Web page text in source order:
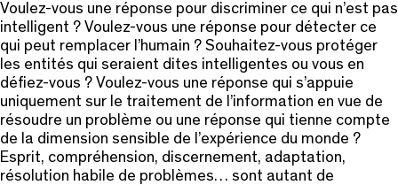
Voulez-vous une réponse pour discriminer ce qui n’est pas
intelligent ? Voulez-vous une réponse pour détecter ce
qui peut remplacer l’humain ? Souhaitez-vous protéger
les entités qui seraient dites intelligentes ou vous en
défiez-vous ? Voulez-vous une réponse qui s’appuie
uniquement sur le traitement de l’information en vue de
résoudre un problème ou une réponse qui tienne compte
de la dimension sensible de l’expérience du monde ?
Esprit, compréhension, discernement, adaptation,
résolution habile de problèmes… sont autant de